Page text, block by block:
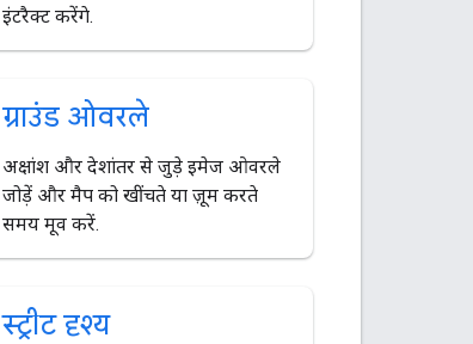
इंटरैक्ट करेंगे.
ग्राउंड ओवरले
अक्षांश और देशांतर से जुड़े इमेज ओवरले
जोड़ें और मैप को खींचते या ज़ूम करते
समय मूव करें.
स्ट्रीट दृश्य